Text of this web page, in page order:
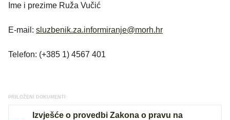
Ime i prezime Ruža Vučić
E-mail: sluzbenik.za.informiranje@morh.hr
Telefon: (+385 1) 4567 401
PRILOŽENI DOKUMENTI:
Izvješće o provedbi Zakona o pravu na